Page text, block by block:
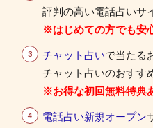
評判の高い電話占いサ
※はじめての方でも安
チャット占いで当たる
チャット占いのおすす
※お得な初回無料特典
電話占い新規オープン